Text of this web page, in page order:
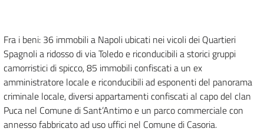
Fra i beni: 36 immobili a Napoli ubicati nei vicoli dei Quartieri
Spagnoli a ridosso di via Toledo e riconducibili a storici gruppi
camorristici di spicco, 85 immobili confiscati a un ex
amministratore locale e riconducibili ad esponenti del panorama
criminale locale, diversi appartamenti confiscati al capo del clan
Puca nel Comune di Sant’Antimo e un parco commerciale con
annesso fabbricato ad uso uffici nel Comune di Casoria.